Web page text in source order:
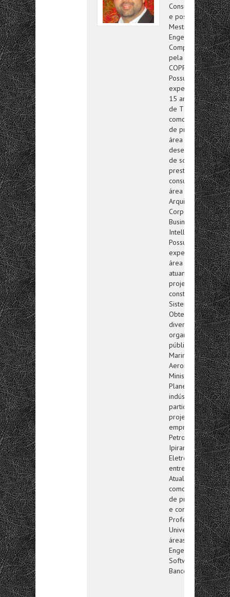
Consultor de TI
e possui
Mestrado em
Engenharia da
Computação
pela
COPPE/UFRJ.
Possui
experiência de
15 anos na área
de TI atuando
como gerente
de projetos na
área de
desenvolvimento
de software e
prestando
consultoria na
área de
Arquitetura
Corporativa,
Business
Intelligence.
Possui
experiência na
área de Logística
atuando em
projetos de
construção de
Sistemas de
Obtenção em
diversas
organizações
públicas como
Marinha,
Aeronáutica e
Ministério do
Planejamento. Na
indústria,
participou de
projetos em
empresas como
Petrobras,
Ipiranga, Furnas,
Eletronuclear,
entre outras.
Atualmente atua
como consultor
de produtos IBM
e como
Professor
Universitário nas
áreas de
Engenharia de
Software e
Banco de Dados.
LinkedIn|